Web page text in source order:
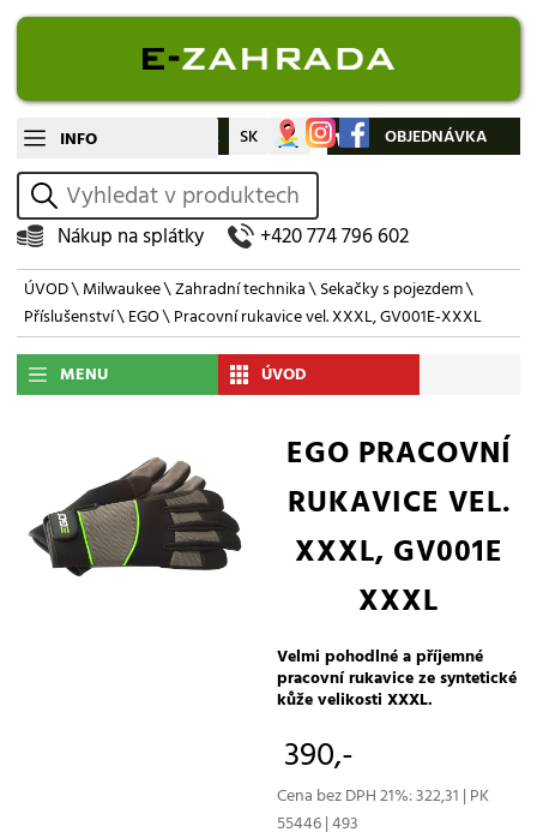
INFO CZ SK Můj účet OBJEDNÁVKA
vyhledat
Nákup na splátky +420 774 796 602
ÚVOD\Milwaukee\Zahradní technika\Sekačky s pojezdem\
Příslušenství\EGO\ Pracovní rukavice vel. XXXL, GV001E-XXXL
MENU ÚVOD
EGO PRACOVNÍ
RUKAVICE VEL.
XXXL, GV001E
XXXL
Velmi pohodlné a příjemné
pracovní rukavice ze syntetické
kůže velikosti XXXL.
390,-
Cena bez DPH 21%: 322,31 | PK
55446 | 493